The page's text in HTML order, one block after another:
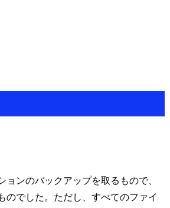
ンのバックアップを取るもので、
のでした。ただし、すべてのファイ